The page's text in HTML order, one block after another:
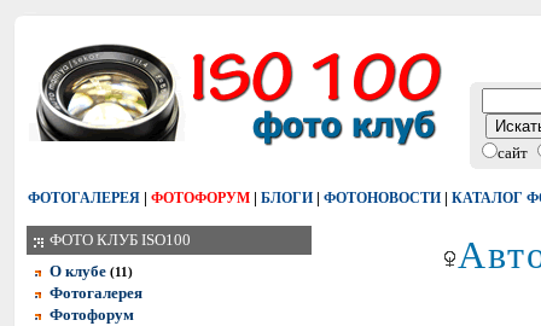
сайт
ФОТОГАЛЕРЕЯ | ФОТОФОРУМ | БЛОГИ | ФОТОНОВОСТИ | КАТАЛОГ
ФОТО КЛУБ ISO100
О клубе (11)
Фотогалерея
Фотофорум